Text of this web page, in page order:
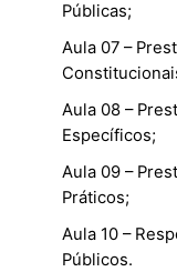
Públicas;
Aula 07 –
Aula 08 –
Específicos;
Aula 09 –
Práticos;
Aula 10 –
Públicos.